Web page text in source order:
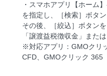
・スマホアプリ【ホーム
を指定し、［検索］ボタン
その後、［絞込］ボタン
「譲渡益税徴収金」また
※対応アプリ：GMOクリ
CFD、GMOクリック 365